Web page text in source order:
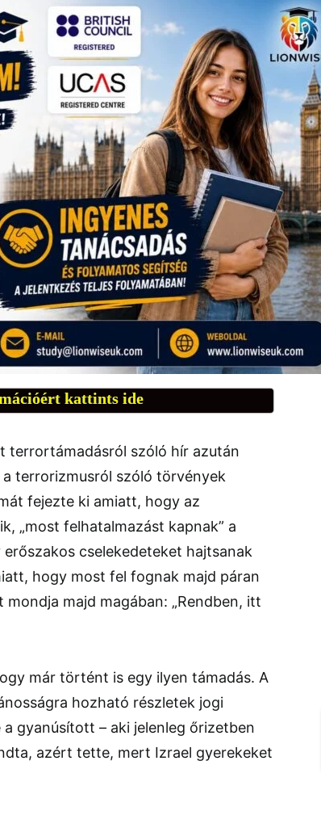
kattints ide
terrortámadásról szóló hír azután
terrorizmusról szóló törvények
fejezte ki amiatt, hogy az
„most felhatalmazást kapnak” a
cselekedeteket hajtsanak
hogy most fel fognak majd páran
majd magában: „Rendben, itt
már történt is egy ilyen támadás. A
hozható részletek jogi
gyanúsított – aki jelenleg őrizetben
azért tette, mert Izrael gyerekeket